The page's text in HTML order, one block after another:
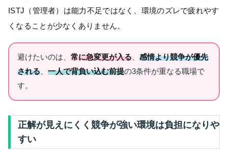
ISTJ（管理者）は能力不足ではなく、環境のズレで疲れやす
くなることが少なくありません。
避けたいのは、 常に急変更が入る、 感情より競争が優先
される、 一人で背負い込む前提の3条件が重なる職場で
す。
正解が見えにくく競争が強い環境は負担になりや
すい